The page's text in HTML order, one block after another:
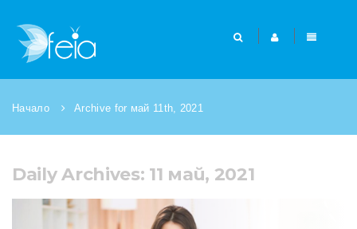
Начало Archive for май 11th, 2021
Daily Archives: 11 май, 2021